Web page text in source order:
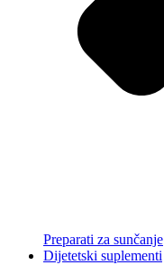
Preparati za sunčanje
Dijetetski suplementi